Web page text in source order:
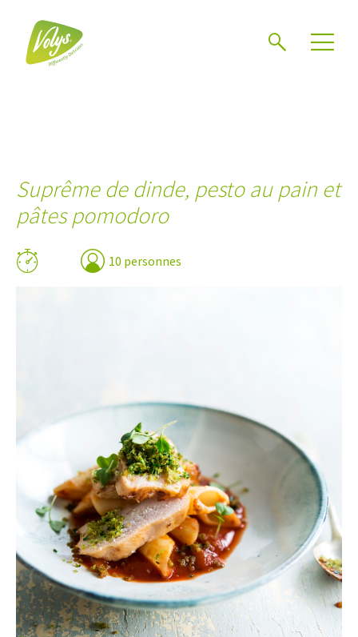
Suprême de dinde, pesto au pain et
pâtes pomodoro
10 personnes